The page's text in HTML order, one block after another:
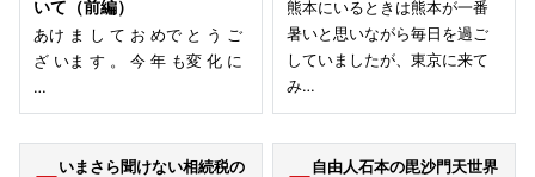
いて（前編）
あけ ま し て お めで と う ご
ざ いま す 。 今 年 も変 化 に
…
熊本にいるときは熊本が一番
暑いと思いながら毎日を過ご
していましたが、東京に来て
み…
いまさら聞けない相続税の
自由人石本の毘沙門天世界